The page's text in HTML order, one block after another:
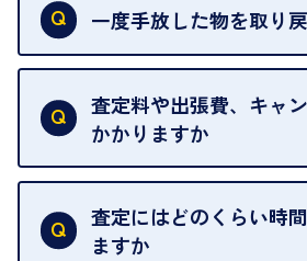
おりません。
を整えておりますので、お好
い。
お急ぎの場合はスタッフに一言
可能な限り、迅速に対応させ
一度手放した物を取り
当店は質店ではありませんの
は基本的に販売へと回されます
せんので、ご了承ください。
グオフが可能です。
契約破棄という形で、お品物を
きます。
査定料や出張費、キャ
かかりますか
一切いただいておりません。
だけない場合は、その場でお断
ございません。お気軽にご相談
査定にはどのくらい時
ますか